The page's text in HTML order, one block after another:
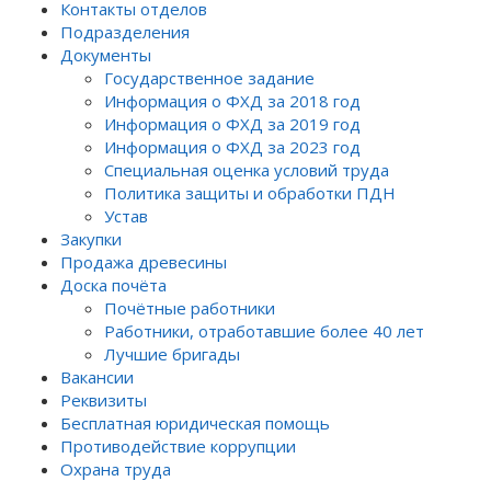
Контакты отделов
Подразделения
Документы
Государственное задание
Информация о ФХД за 2018 год
Информация о ФХД за 2019 год
Информация о ФХД за 2023 год
Специальная оценка условий труда
Политика защиты и обработки ПДН
Устав
Закупки
Продажа древесины
Доска почёта
Почётные работники
Работники, отработавшие более 40 лет
Лучшие бригады
Вакансии
Реквизиты
Бесплатная юридическая помощь
Противодействие коррупции
Охрана труда